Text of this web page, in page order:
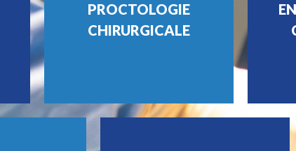
PROCTOLOGIE
CHIRURGICALE